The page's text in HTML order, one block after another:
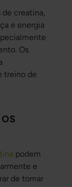
creatina,
e energia
Os
treino de
podem
e
de tomar